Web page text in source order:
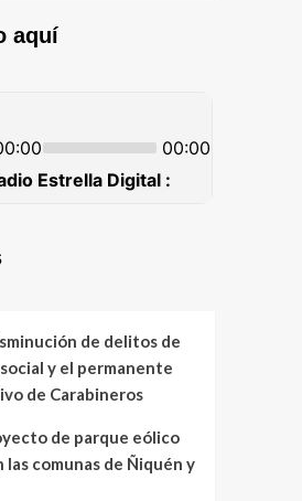
aquí
de delitos de
y el permanente
de Carabineros
de parque eólico
las comunas de Ñiquén y